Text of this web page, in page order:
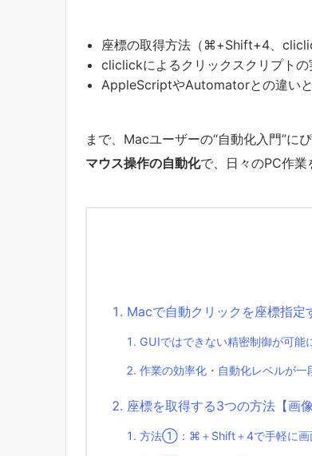
座標の取得方法（⌘+Shift+4、
cliclickによるクリックスクリプトの
AppleScriptやAutomatorとの違い
まで、Macユーザーの“自動化入門”に
マウス操作の自動化で、日々のPC作業
Macで自動クリックを座標指定
GUIではできない精密制御が可能
作業の効率化・自動化レベルが一
座標を取得する3つの方法【画
方法①：⌘＋Shift＋4で手軽に画